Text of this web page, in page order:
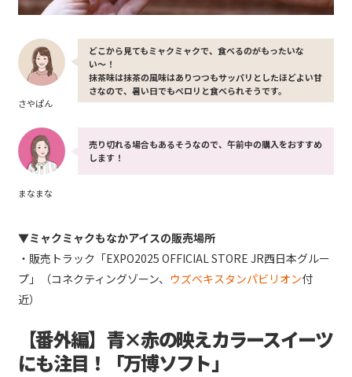
さやぱん
どこから見てもミャクミャクで、食べるのがもったいな
い〜！
抹茶味は抹茶の風味はありつつもサッパリとしたほどよい甘
さなので、暑い日でもペロリと食べられそうです。
まなまな
売り切れる場合もあるそうなので、午前中の購入をおすすめ
します！
▼ミャクミャクもなかアイスの販売場所
・販売トラック「EXPO2025 OFFICIAL STORE JR西日本グルー
プ」（コネクティングゾーン、 ウズベキスタンパビリオン付
近）
【番外編】青×赤の映えカラースイーツ
にも注目！「万博ソフト」